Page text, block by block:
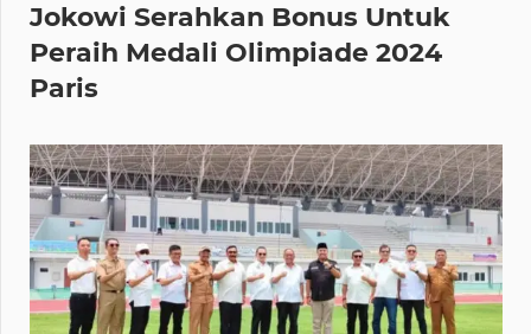
Jokowi Serahkan Bonus Untuk
Peraih Medali Olimpiade 2024
Paris